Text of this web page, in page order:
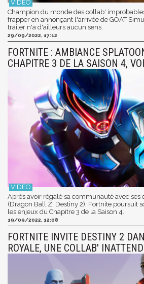
Champion du monde des collab'
frapper en annonçant l'arrivée de GOAT
trailer n'a d'ailleurs aucun sens.
29/09/2022, 17:12
FORTNITE : AMBIANCE
CHAPITRE 3 DE LA SAISON 4,
Après avoir régalé sa communauté avec ses
(Dragon Ball Z, Destiny 2), Fortnite poursuit
les enjeux du Chapitre 3 de la Saison 4.
19/09/2022, 12:08
FORTNITE INVITE DESTINY 2
ROYALE, UNE COLLAB'